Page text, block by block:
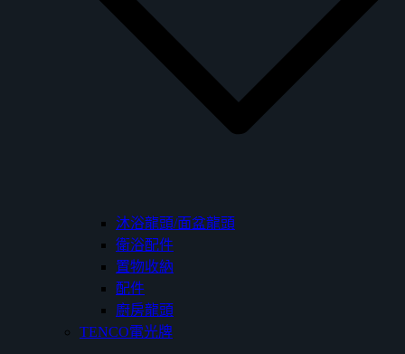
沐浴龍頭/面盆龍頭
衛浴配件
置物收納
配件
廚房龍頭
TENCO電光牌